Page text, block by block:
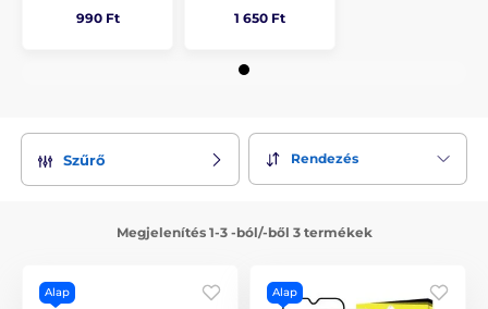
990 Ft
1 650 Ft
Szűrő Rendezés
Megjelenítés 1-3 -ból/-ből 3 termékek
Alap Alap